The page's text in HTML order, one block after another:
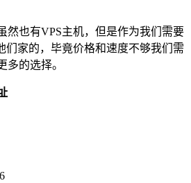
然也有VPS主机，但是作为我们需要
们家的，毕竟价格和速度不够我们需
多的选择。